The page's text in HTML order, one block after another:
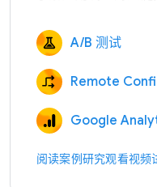
A/B 测试
Remote
Google
阅读案例研究观看视频